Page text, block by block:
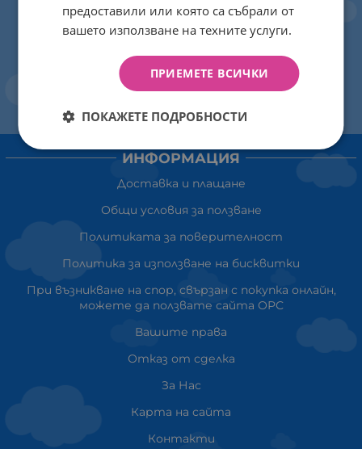
ИНФОРМАЦИЯ
Доставка и плащане
Общи условия за ползване
Политиката за поверителност
Политика за използване на бисквитки
При възникване на спор, свързан с покупка онлайн,
можете да ползвате сайта ОРС
Вашите права
Отказ от сделка
За Нас
Карта на сайта
Контакти
предоставили или която са събрали от
вашето използване на техните услуги.
ПРИЕМЕТЕ ВСИЧКИ
ПОКАЖЕТЕ ПОДРОБНОСТИ